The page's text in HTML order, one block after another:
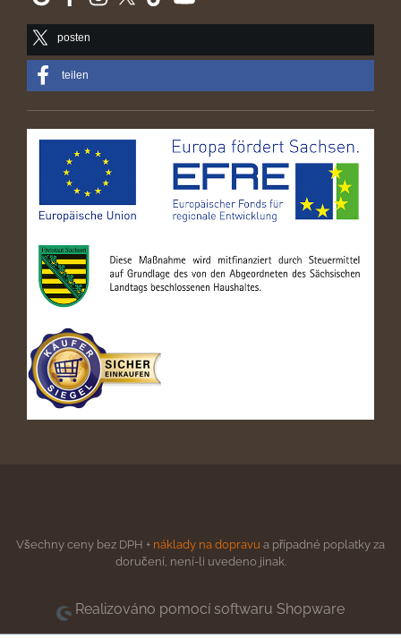
posten
teilen
Všechny ceny bez DPH + náklady na dopravu a případné poplatky za
doručení, není-li uvedeno jinak.
Realizováno pomocí softwaru Shopware